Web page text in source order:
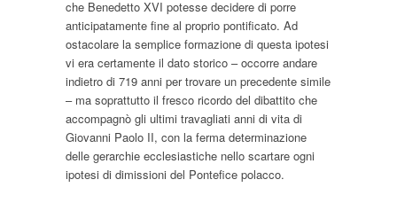
che Benedetto XVI potesse decidere di porre
anticipatamente fine al proprio pontificato. Ad
ostacolare la semplice formazione di questa ipotesi
vi era certamente il dato storico – occorre andare
indietro di 719 anni per trovare un precedente simile
– ma soprattutto il fresco ricordo del dibattito che
accompagnò gli ultimi travagliati anni di vita di
Giovanni Paolo II, con la ferma determinazione
delle gerarchie ecclesiastiche nello scartare ogni
ipotesi di dimissioni del Pontefice polacco.